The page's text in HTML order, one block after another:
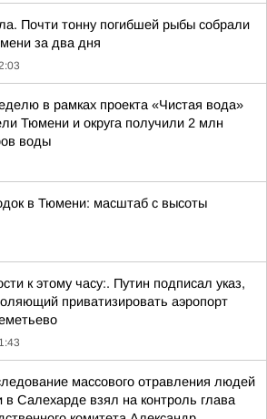
Почти тонну погибшей рыбы собрали
за два дня
в рамках проекта «Чистая вода»
Тюмени и округа получили 2 млн
воды
в Тюмени: масштаб с высоты
к этому часу:. Путин подписал указ,
приватизировать аэропорт
массового отравления людей
в Салехарде взял на контроль глава